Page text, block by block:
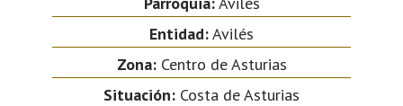
Entidad:Avilés
Zona:Centro de Asturias
Situación: Costa de Asturias